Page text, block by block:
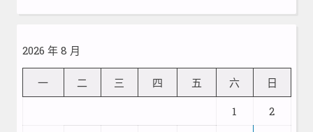
2026 年 8 月
一 二 三 四 五 六 日
1 2